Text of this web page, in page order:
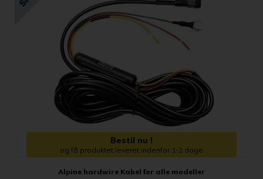
Bestil nu !
og få produktet leveret indenfor 1-2 dage
Alpine hardwire Kabel for alle modeller